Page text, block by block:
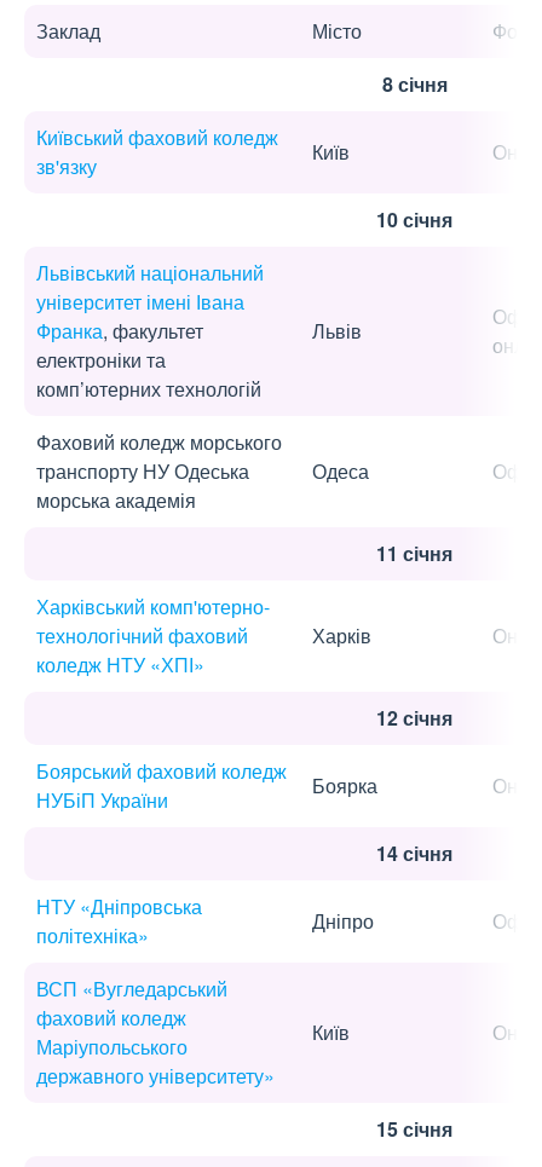
Заклад Місто
8 січня
Київський фаховий коледж
зв'язку
Київ
10 січня
Львівський національний
університет імені Івана
Франка, факультет
електроніки та
комп’ютерних технологій
Львів
Фаховий коледж морського
транспорту НУ Одеська
морська академія
Одеса
11 січня
Харківський комп'ютерно-
технологічний фаховий
коледж НТУ «ХПІ»
Харків
12 січня
Боярський фаховий коледж
НУБіП України
Боярка
14 січня
НТУ «Дніпровська
політехніка»
Дніпро
ВСП «Вугледарський
фаховий коледж
Маріупольського
державного університету»
Київ
15 січня